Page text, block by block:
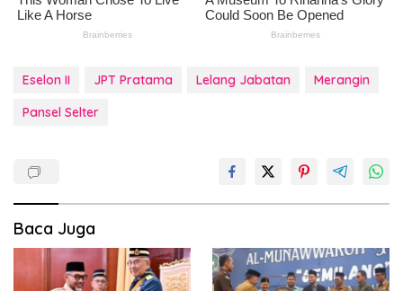
Eselon II JPT Pratama Lelang Jabatan
Merangin
Pansel Selter
Baca Juga